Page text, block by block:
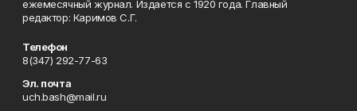
ежемесячный журнал. Издается с 1920 года. Главный
редактор: Каримов С.Г.
Телефон
8(347) 292-77-63
Эл. почта
uch.bash@mail.ru